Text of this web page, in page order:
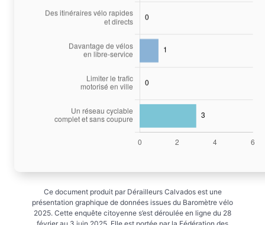
Ce document produit par Dérailleurs Calvados est une
présentation graphique de données issues du Baromètre vélo
2025. Cette enquête citoyenne s’est déroulée en ligne du 28